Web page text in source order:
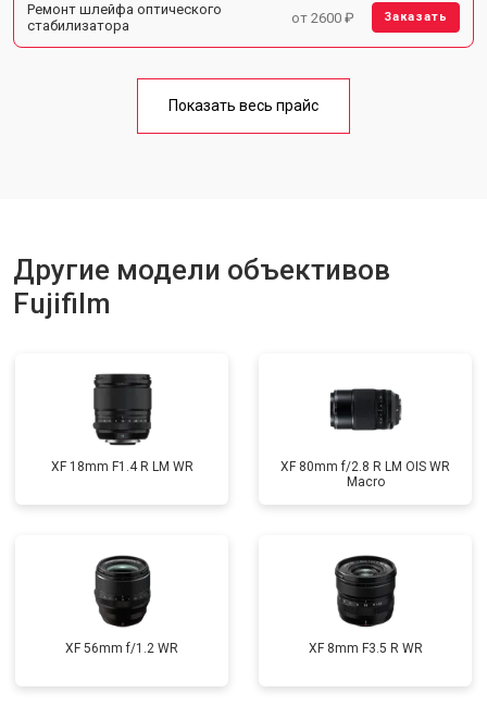
Ремонт шлейфа оптического
стабилизатора
от 2600 ₽ Заказать
Показать весь прайс
Другие модели объективов
Fujifilm
XF 18mm F1.4 R LM WR
XF 80mm f/2.8 R LM OIS WR
Macro
XF 56mm f/1.2 WR XF 8mm F3.5 R WR